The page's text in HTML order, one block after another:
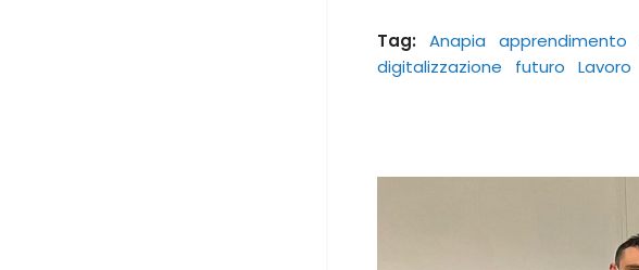
Tag: Anapia apprendimento
digitalizzazione
futuro Lavoro